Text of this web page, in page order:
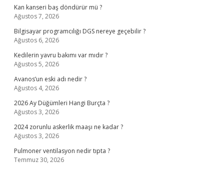
Kan kanseri baş döndürür mü ?
Ağustos 7, 2026
Bilgisayar programcılığı DGS nereye geçebilir ?
Ağustos 6, 2026
Kedilerin yavru bakımı var mıdır ?
Ağustos 5, 2026
Avanos’un eski adı nedir ?
Ağustos 4, 2026
2026 Ay Düğümleri Hangi Burçta ?
Ağustos 3, 2026
2024 zorunlu askerlik maaşı ne kadar ?
Ağustos 3, 2026
Pulmoner ventilasyon nedir tıpta ?
Temmuz 30, 2026